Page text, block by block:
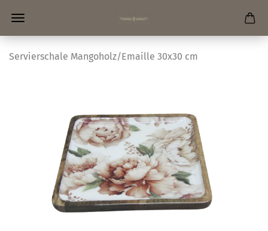
Servierschale Mangoholz/Emaille 30x30 cm